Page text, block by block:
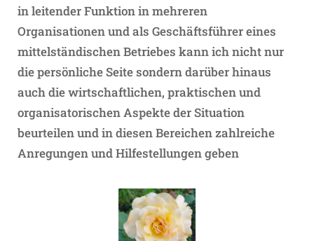
in leitender Funktion in mehreren
Organisationen und als Geschäftsführer eines
mittelständischen Betriebes kann ich nicht nur
die persönliche Seite sondern darüber hinaus
auch die wirtschaftlichen, praktischen und
organisatorischen Aspekte der Situation
beurteilen und in diesen Bereichen zahlreiche
Anregungen und Hilfestellungen geben